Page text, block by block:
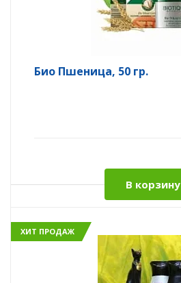
Био Пшеница, 50 гр.
В корзину
ХИТ ПРОДАЖ